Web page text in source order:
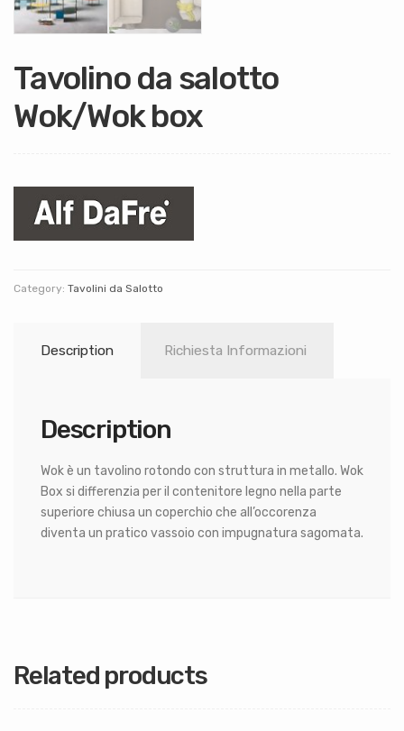
Tavolino da salotto
Wok/Wok box
Category: Tavolini da Salotto
Description Richiesta Informazioni
Description
Wok è un tavolino rotondo con struttura in metallo. Wok
Box si differenzia per il contenitore legno nella parte
superiore chiusa un coperchio che all’occorenza
diventa un pratico vassoio con impugnatura sagomata.
Related products